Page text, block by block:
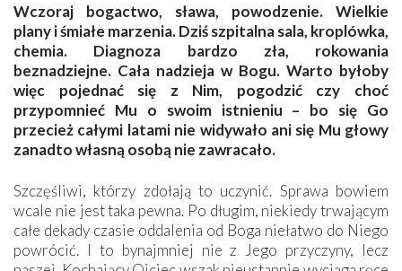
Wczoraj bogactwo, sława, powodzenie. Wielkie
plany i śmiałe marzenia. Dziś szpitalna sala, kroplówka,
chemia. Diagnoza bardzo zła, rokowania
beznadziejne. Cała nadzieja w Bogu. Warto byłoby
więc pojednać się z Nim, pogodzić czy choć
przypomnieć Mu o swoim istnieniu – bo się Go
przecież całymi latami nie widywało ani się Mu głowy
zanadto własną osobą nie zawracało.
Szczęśliwi, którzy zdołają to uczynić. Sprawa bowiem
wcale nie jest taka pewna. Po długim, niekiedy trwającym
całe dekady czasie oddalenia od Boga niełatwo do Niego
powrócić. I to bynajmniej nie z Jego przyczyny, lecz